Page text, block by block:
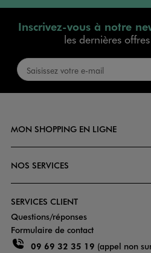
Inscrivez-vous à notre
les dernières
MON SHOPPING EN LIGNE
NOS SERVICES
SERVICES CLIENT
Questions/réponses
Formulaire de contact
09 69 32 35 19 (appel non